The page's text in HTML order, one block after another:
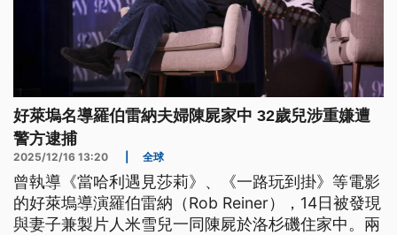
好萊塢名導羅伯雷納夫婦陳屍家中 32歲兒涉重嫌遭
警方逮捕
2025/12/16 13:20 全球
曾執導《當哈利遇見莎莉》、《一路玩到掛》等電影
的好萊塢導演羅伯雷納（Rob Reiner），14日被發現
與妻子兼製片人米雪兒一同陳屍於洛杉磯住家中。兩